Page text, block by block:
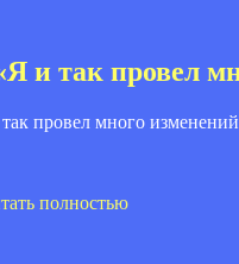
так провел
полностью